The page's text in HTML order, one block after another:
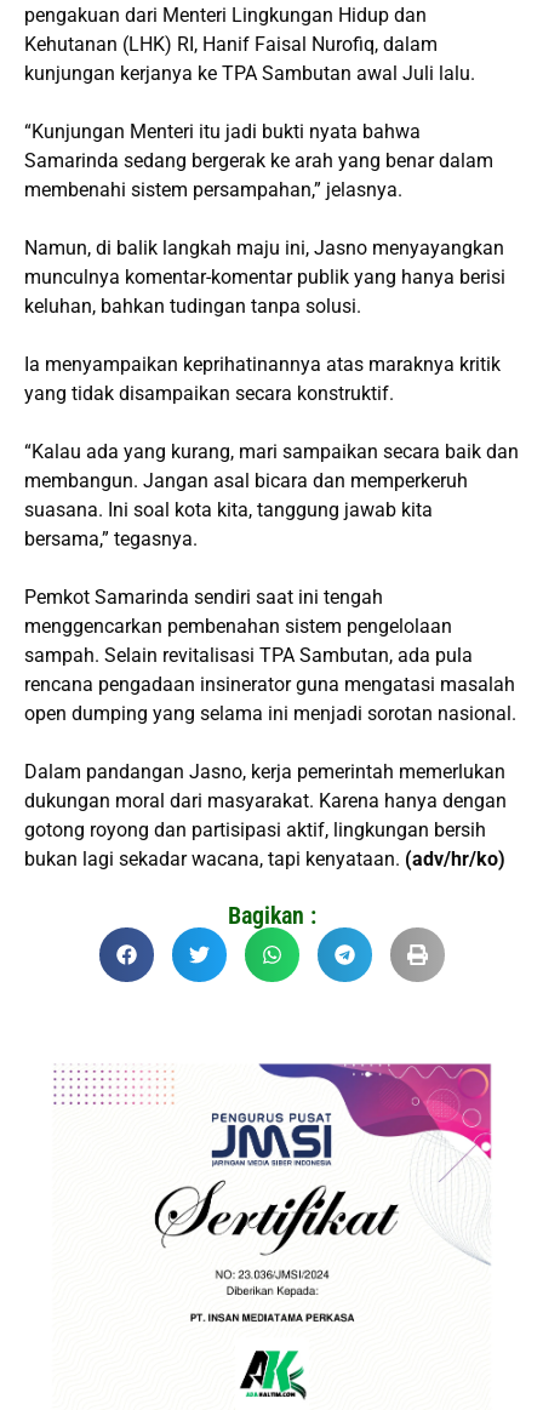
pengakuan dari Menteri Lingkungan Hidup dan
Kehutanan (LHK) RI, Hanif Faisal Nurofiq, dalam
kunjungan kerjanya ke TPA Sambutan awal Juli lalu.
“Kunjungan Menteri itu jadi bukti nyata bahwa
Samarinda sedang bergerak ke arah yang benar dalam
membenahi sistem persampahan,” jelasnya.
Namun, di balik langkah maju ini, Jasno menyayangkan
munculnya komentar-komentar publik yang hanya berisi
keluhan, bahkan tudingan tanpa solusi.
Ia menyampaikan keprihatinannya atas maraknya kritik
yang tidak disampaikan secara konstruktif.
“Kalau ada yang kurang, mari sampaikan secara baik dan
membangun. Jangan asal bicara dan memperkeruh
suasana. Ini soal kota kita, tanggung jawab kita
bersama,” tegasnya.
Pemkot Samarinda sendiri saat ini tengah
menggencarkan pembenahan sistem pengelolaan
sampah. Selain revitalisasi TPA Sambutan, ada pula
rencana pengadaan insinerator guna mengatasi masalah
open dumping yang selama ini menjadi sorotan nasional.
Dalam pandangan Jasno, kerja pemerintah memerlukan
dukungan moral dari masyarakat. Karena hanya dengan
gotong royong dan partisipasi aktif, lingkungan bersih
bukan lagi sekadar wacana, tapi kenyataan. (adv/hr/ko)
Bagikan :